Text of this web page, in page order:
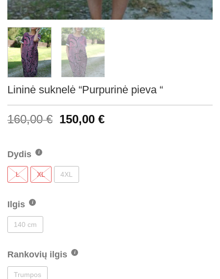
Lininė suknelė “Purpurinė pieva “
160,00€ 150,00€
Dydis
L XL 4XL
Ilgis
140 cm
Rankovių ilgis
Trumpos